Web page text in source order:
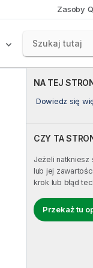
Zasoby
NA TEJ
Dowiedz się
CZY TA
Jeżeli natkniesz
lub jej
krok lub błąd
Przekaż tu